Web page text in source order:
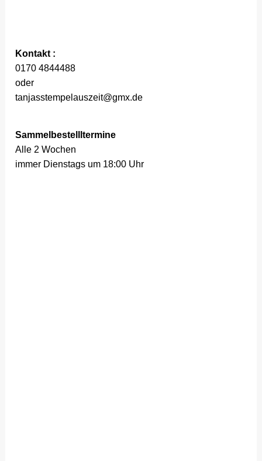
Kontakt :
0170 4844488
oder
tanjasstempelauszeit@gmx.de
Sammelbestellltermine
Alle 2 Wochen
immer Dienstags um 18:00 Uhr